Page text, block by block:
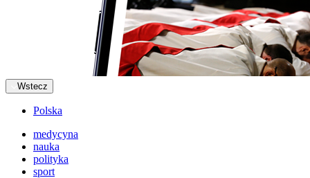
Wstecz
Polska
medycyna
nauka
polityka
sport